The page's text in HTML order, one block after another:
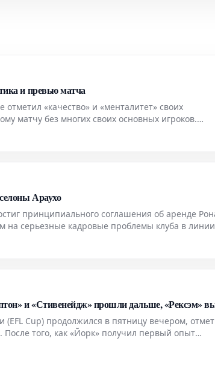
и превью матча
«качество» и «менталитет» своих
матчу без многих своих основных игроков.
Араухо
принципиального соглашения об аренде
на серьезные кадровые проблемы клуба в линии
и «Стивенейдж» прошли дальше, «Рексэм»
Cup) продолжился в пятницу вечером,
того, как «Йорк» получил первый опыт
выбыл из турнира ранее на неделе, внимание